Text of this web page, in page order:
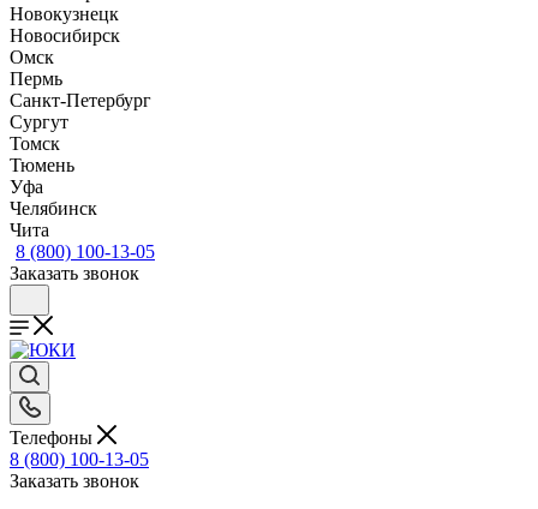
Новокузнецк
Новосибирск
Омск
Пермь
Санкт-Петербург
Сургут
Томск
Тюмень
Уфа
Челябинск
Чита
8 (800) 100-13-05
Заказать звонок
Телефоны
8 (800) 100-13-05
Заказать звонок